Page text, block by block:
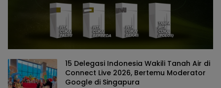
15 Delegasi Indonesia Wakili Tanah Air di
Connect Live 2026, Bertemu Moderator
Google di Singapura